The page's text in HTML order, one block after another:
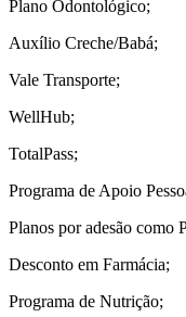
Plano Odontológico;
Auxílio Creche/Babá;
Vale Transporte;
WellHub;
TotalPass;
Programa de Apoio
Planos por adesão como
Desconto em Farmácia;
Programa de Nutrição;